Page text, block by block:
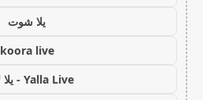
يلا شوت
koora live
Yalla Live - يلا لايف